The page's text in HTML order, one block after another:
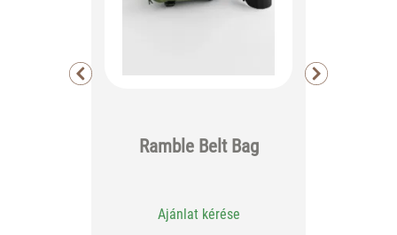
Ramble Belt Bag
Ajánlat kérése